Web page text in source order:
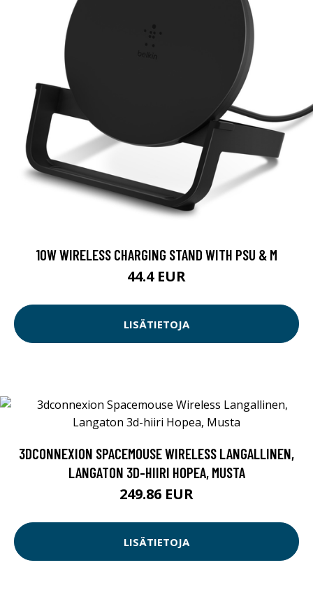
10W WIRELESS CHARGING STAND WITH PSU & M
44.4 EUR
LISÄTIETOJA
3DCONNEXION SPACEMOUSE WIRELESS LANGALLINEN,
LANGATON 3D-HIIRI HOPEA, MUSTA
249.86 EUR
LISÄTIETOJA